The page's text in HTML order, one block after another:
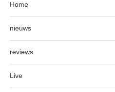
Home
nieuws
reviews
Live